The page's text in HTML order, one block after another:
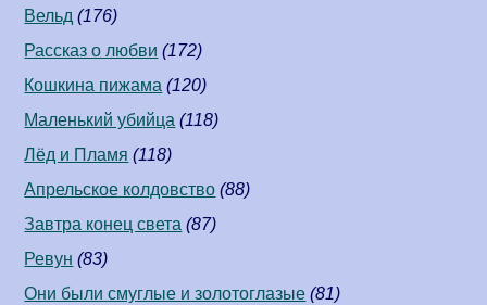
Вельд (176)
Рассказ о любви (172)
Кошкина пижама (120)
Маленький убийца (118)
Лёд и Пламя (118)
Апрельское колдовство (88)
Завтра конец света (87)
Ревун (83)
Они были смуглые и золотоглазые (81)